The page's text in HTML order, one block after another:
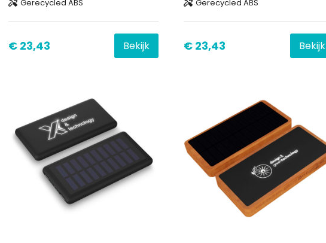
Gerecycled ABS
€ 23,43 Bekijk
Gerecycled ABS
€ 23,43 Bekijk